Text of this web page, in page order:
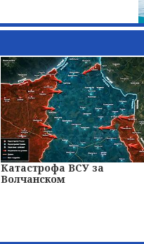
Катастрофа ВСУ за
Волчанском